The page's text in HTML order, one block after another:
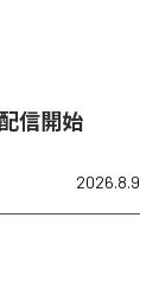
信開始
2026.8.9